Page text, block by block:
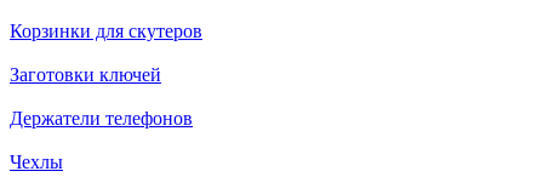
Корзинки для скутеров
Заготовки ключей
Держатели телефонов
Чехлы